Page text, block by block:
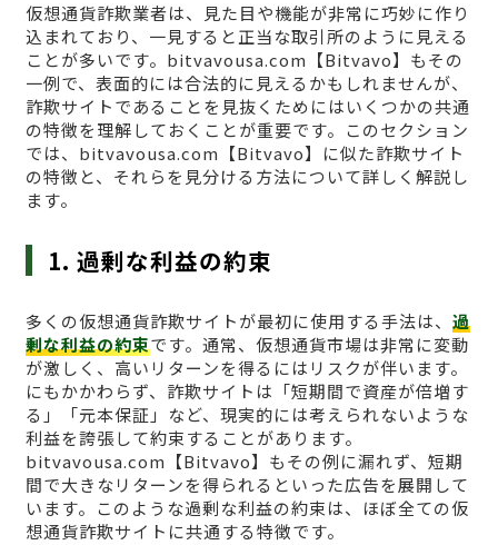
仮想通貨詐欺業者は、見た目や機能が非常に巧妙に作り
込まれており、一見すると正当な取引所のように見える
ことが多いです。bitvavousa.com【Bitvavo】もその
一例で、表面的には合法的に見えるかもしれませんが、
詐欺サイトであることを見抜くためにはいくつかの共通
の特徴を理解しておくことが重要です。このセクション
では、bitvavousa.com【Bitvavo】に似た詐欺サイト
の特徴と、それらを見分ける方法について詳しく解説し
ます。
1. 過剰な利益の約束
多くの仮想通貨詐欺サイトが最初に使用する手法は、 過
剰な利益の約束です。通常、仮想通貨市場は非常に変動
が激しく、高いリターンを得るにはリスクが伴います。
にもかかわらず、詐欺サイトは「短期間で資産が倍増す
る」「元本保証」など、現実的には考えられないような
利益を誇張して約束することがあります。
bitvavousa.com【Bitvavo】もその例に漏れず、短期
間で大きなリターンを得られるといった広告を展開して
います。このような過剰な利益の約束は、ほぼ全ての仮
想通貨詐欺サイトに共通する特徴です。